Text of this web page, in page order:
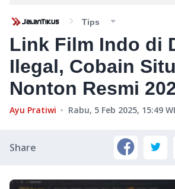
Tips
Link Film Indo di
Ilegal, Cobain
Nonton Resmi
Ayu Pratiwi Rabu, 5 Feb 2025, 15:49
Share